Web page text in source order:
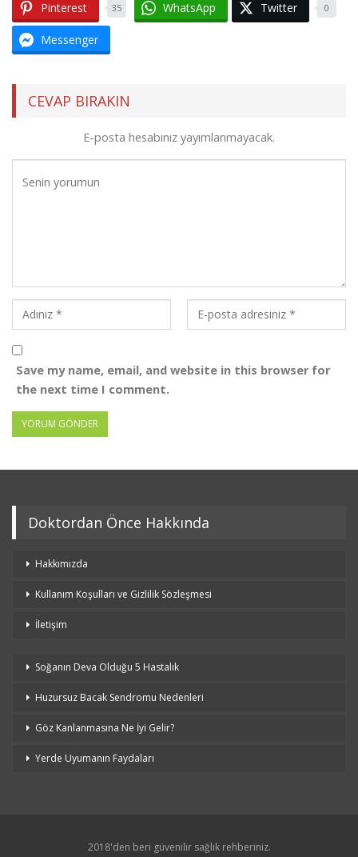
Pinterest 35 WhatsApp Twitter 0
Messenger
CEVAP BIRAKIN
E-posta hesabınız yayımlanmayacak.
Save my name, email, and website in this browser for
the next time I comment.
Doktordan Önce Hakkında
Hakkımızda
Kullanım Koşulları ve Gizlilik Sözleşmesi
İletişim
Soğanın Deva Olduğu 5 Hastalık
Huzursuz Bacak Sendromu Nedenleri
Göz Kanlanmasına Ne İyi Gelir?
Yerde Uyumanın Faydaları
2018'den beri güvenilir sağlık rehberiniz.